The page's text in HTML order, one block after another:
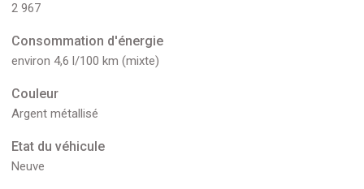
2 967
Consommation d'énergie
environ 4,6 l/100 km (mixte)
Couleur
Argent métallisé
Etat du véhicule
Neuve